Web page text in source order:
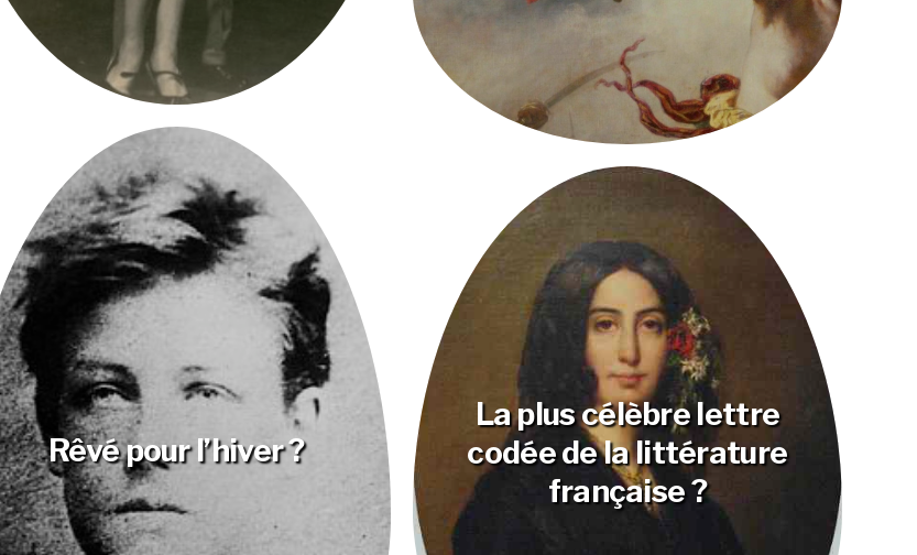
Rêvé pour l’hiver ?
La plus célèbre lettre
codée de la littérature
française ?